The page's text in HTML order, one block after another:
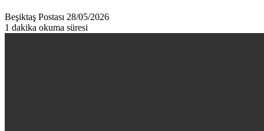
Beşiktaş Postası Bir
e-
28/05/2026
1 dakika okuma süresi